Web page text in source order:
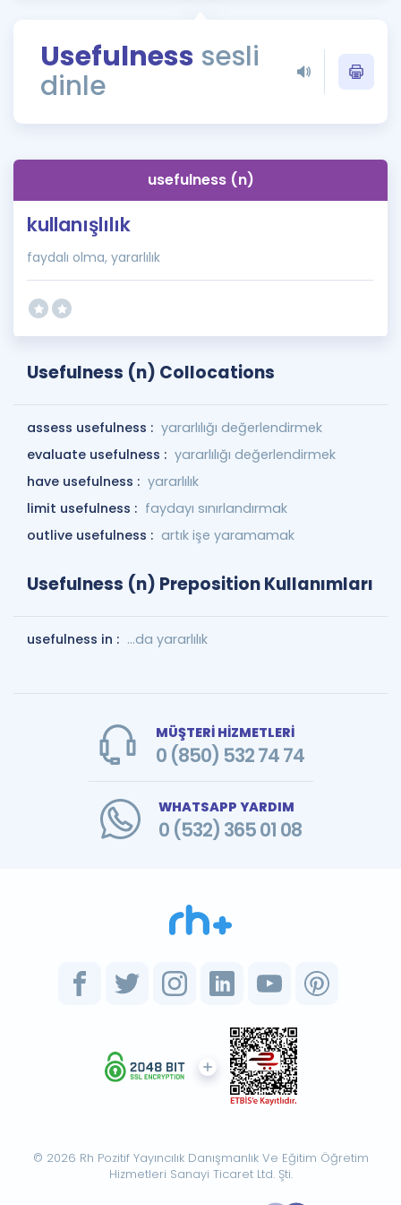
Rehberlik Aracı
ÖSYM Sınav Takvimi
İngilizce Gramer
Usefulness sesli
dinle
usefulness (n)
kullanışlılık
faydalı olma, yararlılık
Usefulness (n) Collocations
assess usefulness : yararlılığı değerlendirmek
evaluate usefulness : yararlılığı değerlendirmek
have usefulness : yararlılık
limit usefulness : faydayı sınırlandırmak
outlive usefulness : artık işe yaramamak
Usefulness (n) Preposition Kullanımları
usefulness in : ...da yararlılık
MÜŞTERİ HİZMETLERİ
0 (850) 532 74 74
WHATSAPP YARDIM
0 (532) 365 01 08
© 2026 Rh Pozitif Yayıncılık Danışmanlık Ve Eğitim Öğretim
Hizmetleri Sanayi Ticaret Ltd. Şti.